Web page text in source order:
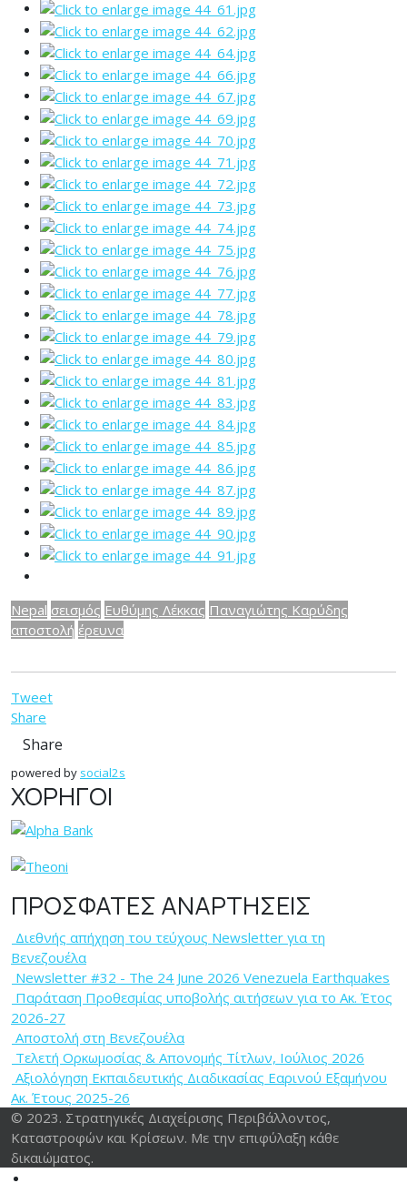
Nepal σεισμός Ευθύμης Λέκκας Παναγιώτης Καρύδης
αποστολή έρευνα
Tweet
Share
Share
powered by social2s
ΧΟΡΗΓΟΙ
ΠΡΟΣΦΑΤΕΣ ΑΝΑΡΤΗΣΕΙΣ
Διεθνής απήχηση του τεύχους Newsletter για τη
Βενεζουέλα
Newsletter #32 - The 24 June 2026 Venezuela Earthquakes
Παράταση Προθεσμίας υποβολής αιτήσεων για το Ακ. Έτος
2026-27
Αποστολή στη Βενεζουέλα
Tελετή Ορκωμοσίας & Απονομής Τίτλων, Ιούλιος 2026
Αξιολόγηση Εκπαιδευτικής Διαδικασίας Εαρινού Εξαμήνου
Ακ. Έτους 2025-26
© 2023. Στρατηγικές Διαχείρισης Περιβάλλοντος,
Καταστροφών και Κρίσεων. Με την επιφύλαξη κάθε
δικαιώματος.